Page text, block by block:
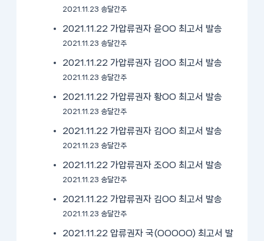
2021.11.23 송달간주
2021.11.22 가압류권자 윤OO 최고서 발송
2021.11.23 송달간주
2021.11.22 가압류권자 김OO 최고서 발송
2021.11.23 송달간주
2021.11.22 가압류권자 황OO 최고서 발송
2021.11.23 송달간주
2021.11.22 가압류권자 김OO 최고서 발송
2021.11.23 송달간주
2021.11.22 가압류권자 조OO 최고서 발송
2021.11.23 송달간주
2021.11.22 가압류권자 김OO 최고서 발송
2021.11.23 송달간주
2021.11.22 압류권자 국(OOOOO) 최고서 발